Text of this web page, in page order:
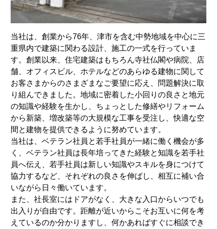
当社は、創業から76年、津市を含む中勢地域を中心に三
重県内で建築に関わる設計、施工の一式を行っていま
す。創業以来、住宅建築はもちろん寺社仏閣や病院、店
舗、オフィスビル、ホテルなどのあらゆる建物に関して
お客さまからのさまざまなご要望に応え、問題解決に取
り組んできました。地域に密着した小回りの良さと地元
の知識や経験を生かし、ちょっとした修繕やリフォーム
から新築、増改築等の大規模な工事を受注し、快適な空
間と建物を提供できるように努めています。
当社は、ベテラン社員と若手社員が一緒に働く機会が多
く、ベテラン社員は長年培ってきた経験と知識を若手社
員へ伝え、若手社員は新しい知識やスキルを身につけて
協力するなど、それぞれの良さを伸ばし、相互に補い合
いながら日々働いています。
また、社長室にはドアがなく、大きな入口からいつでも
出入りが自由です。距離が近いからこそお互いに何を考
えているのか分かりますし、何かあればすぐに相談でき